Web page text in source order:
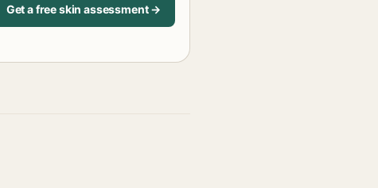
Get a free skin assessment →